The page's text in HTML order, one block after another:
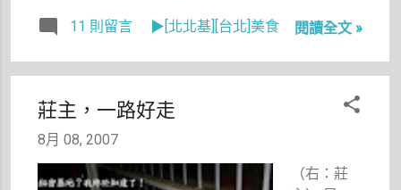
三家餐廳的
翌日還有要
拍自行車道
低落，原來
第一家吧檯
且說來真
巧，我在這
家大河燒肉
出出，好幾
11 則留言 ▶[北北基][台北]美食 閱讀全文 »
莊主，一路好走
8月 08, 2007
（右：莊